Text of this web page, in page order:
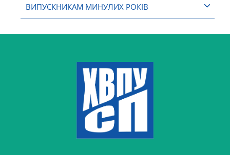
ВИПУСКНИКАМ МИНУЛИХ РОКІВ